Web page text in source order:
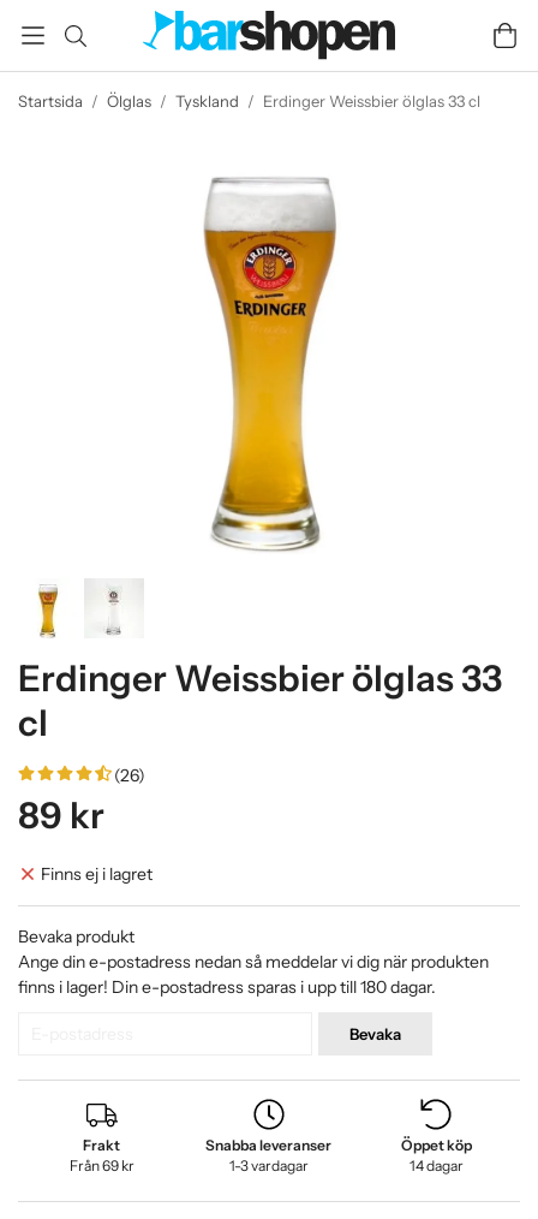
Startsida / Ölglas / Tyskland / Erdinger Weissbier ölglas 33 cl
Erdinger Weissbier ölglas 33
cl
(26)
89 kr
Finns ej i lagret
Bevaka produkt
Ange din e-postadress nedan så meddelar vi dig när produkten
finns i lager! Din e-postadress sparas i upp till 180 dagar.
Bevaka
Frakt
Från 69 kr
Snabba leveranser
1-3 vardagar
Öppet köp
14 dagar